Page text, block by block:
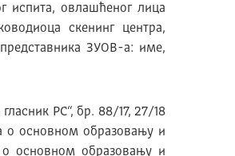
испита, овлашћеног лица
скенинг центра,
ЗУОВ-а: име,
РС“, бр. 88/17, 27/18
о основном образовању и
о основном образовању и